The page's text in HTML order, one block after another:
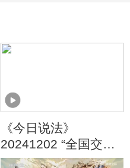
《今日说法》
20241202 “全国交通
安全日”三集系列策划